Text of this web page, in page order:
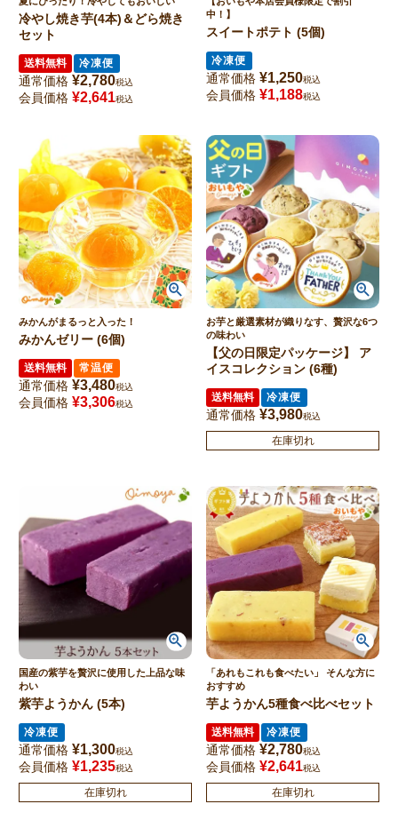
冷やし焼き芋(4本)＆どら焼き
セット
送料無料 冷凍便
通常価格 ¥2,780税込
会員価格 ¥2,641税込
中！】
スイートポテト (5個)
冷凍便
通常価格 ¥1,250税込
会員価格 ¥1,188税込
みかんがまるっと入った！
みかんゼリー (6個)
送料無料 常温便
通常価格 ¥3,480税込
会員価格 ¥3,306税込
お芋と厳選素材が織りなす、贅沢な6つ
の味わい
【父の日限定パッケージ】 ア
イスコレクション (6種)
送料無料 冷凍便
通常価格 ¥3,980税込
在庫切れ
国産の紫芋を贅沢に使用した上品な味
わい
紫芋ようかん (5本)
冷凍便
通常価格 ¥1,300税込
会員価格 ¥1,235税込
在庫切れ
「あれもこれも食べたい」 そんな方に
おすすめ
芋ようかん5種食べ比べセット
送料無料 冷凍便
通常価格 ¥2,780税込
会員価格 ¥2,641税込
在庫切れ